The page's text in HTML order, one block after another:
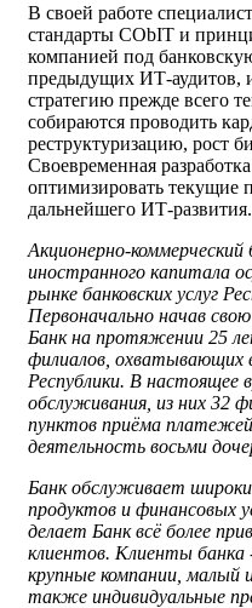
В своей работе
стандарты CObIT и
компанией под
предыдущих ИТ-аудитов,
стратегию прежде всего
собираются проводить
реструктуризацию, рост
Своевременная
оптимизировать текущие
дальнейшего ИТ-развития.
Акционерно-
иностранного капитала
рынке банковских услуг
Первоначально начав
Банк на протяжении 25
филиалов, охватывающих
Республики. В настоящее
обслуживания, из них 32
пунктов приёма
деятельность восьми
Банк обслуживает
продуктов и финансовых
делает Банк всё более
клиентов. Клиенты банка
крупные компании, малый
также индивидуальные